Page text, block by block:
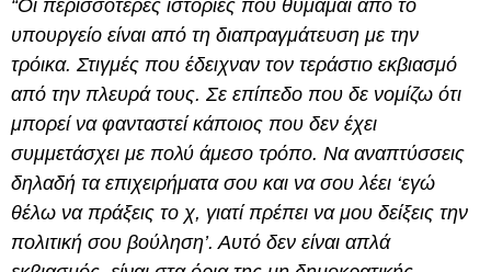
“Οι περισσότερες ιστορίες που θυμάμαι από το
υπουργείο είναι από τη διαπραγμάτευση με την
τρόικα. Στιγμές που έδειχναν τον τεράστιο εκβιασμό
από την πλευρά τους. Σε επίπεδο που δε νομίζω ότι
μπορεί να φανταστεί κάποιος που δεν έχει
συμμετάσχει με πολύ άμεσο τρόπο. Να αναπτύσσεις
δηλαδή τα επιχειρήματα σου και να σου λέει ‘εγώ
θέλω να πράξεις το χ, γιατί πρέπει να μου δείξεις την
πολιτική σου βούληση’. Αυτό δεν είναι απλά